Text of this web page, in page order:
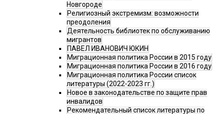
Новгороде
Религиозный экстремизм: возможности
преодоления
Деятельность библиотек по обслуживанию
мигрантов
ПАВЕЛ ИВАНОВИЧ ЮКИН
Миграционная политика России в 2015 году
Миграционная политика России в 2016 году
Миграционная политика России список
литературы (2022-2023 гг.)
Новое в законодательстве по защите прав
инвалидов
Рекомендательный список литературы по